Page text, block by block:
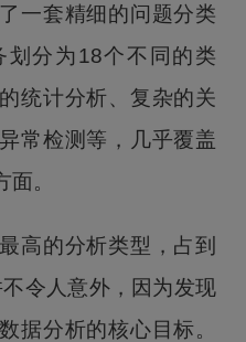
一套精细的问题分类
分为18个不同的类
统计分析、复杂的关
常检测等，几乎覆盖
。
高的分析类型，占到
令人意外，因为发现
据分析的核心目标。